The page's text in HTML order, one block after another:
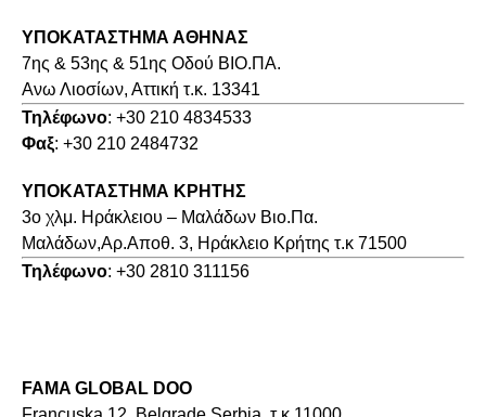
ΥΠΟΚΑΤΑΣΤΗΜΑ ΑΘΗΝΑΣ
7ης & 53ης & 51ης Οδού ΒΙΟ.ΠΑ.
Ανω Λιοσίων, Αττική τ.κ. 13341
Τηλέφωνο: +30 210 4834533
Φαξ: +30 210 2484732
ΥΠΟΚΑΤΑΣΤΗΜΑ ΚΡΗΤΗΣ
3o χλμ. Ηράκλειου – Μαλάδων Βιο.Πα.
Μαλάδων,Αρ.Αποθ. 3, Ηράκλειο Κρήτης τ.κ 71500
Τηλέφωνο: +30 2810 311156
FAMA GLOBAL DOO